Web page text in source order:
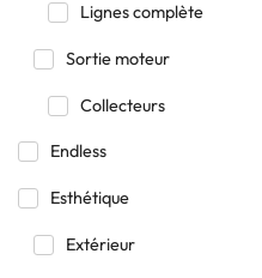
Lignes complète
Sortie moteur
Collecteurs
Endless
Esthétique
Extérieur